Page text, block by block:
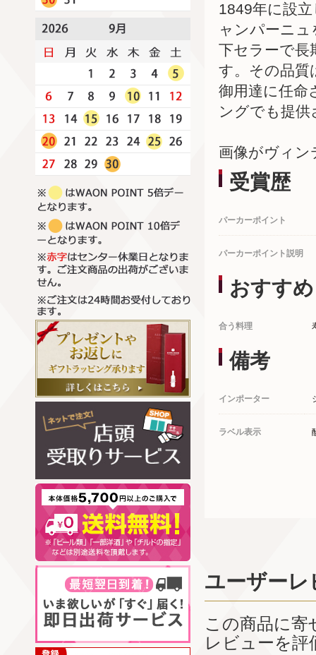
1849年に設
ャンパーニ
下セラーで長
す。その品質
御用達に任命
ングでも提供
画像がヴィン
受賞歴
パーカーポイント
パーカーポイント説明
おすすめ
合う料理
備考
インポーター
ラベル表示
ユーザーレ
この商品に
レビューを評